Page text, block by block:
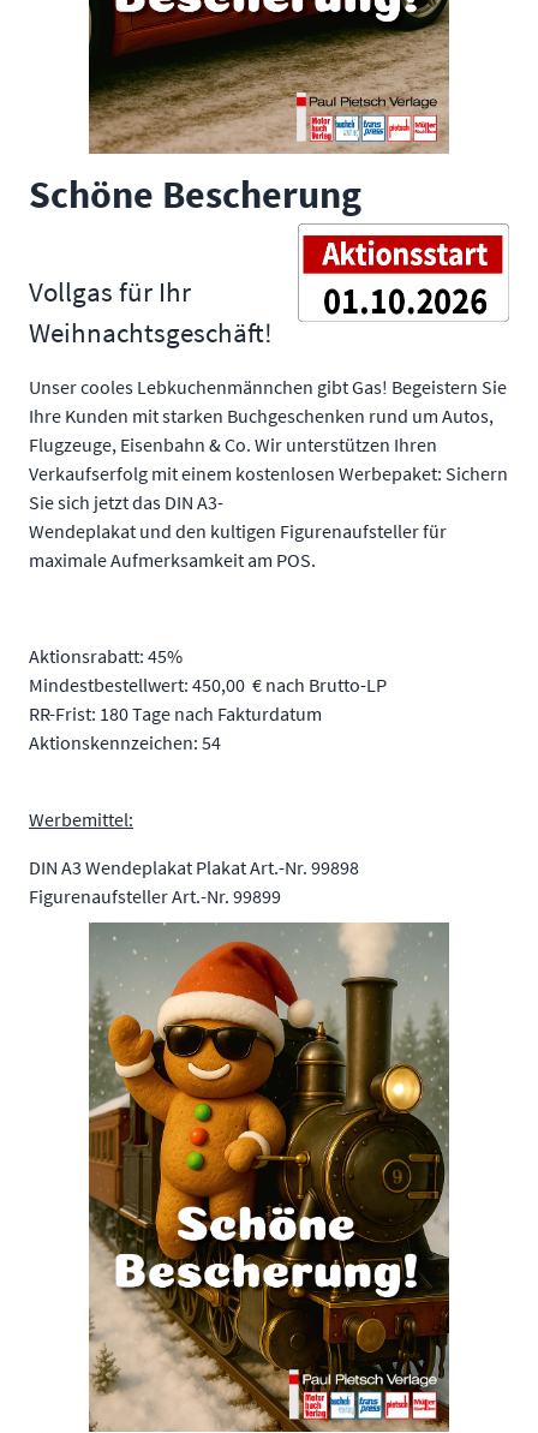
Schöne Bescherung
Vollgas für Ihr
Weihnachtsgeschäft!
Unser cooles Lebkuchenmännchen gibt Gas! Begeistern Sie
Ihre Kunden mit starken Buchgeschenken rund um Autos,
Flugzeuge, Eisenbahn & Co. Wir unterstützen Ihren
Verkaufserfolg mit einem kostenlosen Werbepaket: Sichern
Sie sich jetzt das DIN A3-
Wendeplakat und den kultigen Figurenaufsteller für
maximale Aufmerksamkeit am POS.
Aktionsrabatt: 45%
Mindestbestellwert: 450,00 € nach Brutto-LP
RR-Frist: 180 Tage nach Fakturdatum
Aktionskennzeichen: 54
Werbemittel:
DIN A3 Wendeplakat Plakat Art.-Nr. 99898
Figurenaufsteller Art.-Nr. 99899